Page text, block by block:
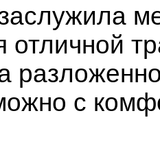
отличной
с